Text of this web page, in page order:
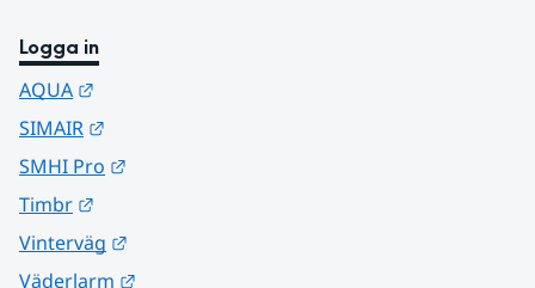
Logga in
AQUA
SIMAIR
SMHI Pro
Timbr
Vinterväg
Väderlarm